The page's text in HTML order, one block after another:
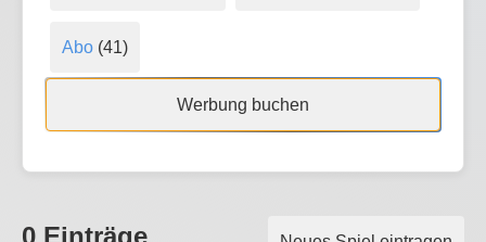
Abo(41)
Werbung buchen